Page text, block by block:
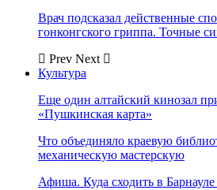
Врач подсказал действенные
гонконгского гриппа. Точные
Prev Next
Культура
Еще один алтайский кинозал
«Пушкинская карта»
Что объединяло краевую
механическую мастерскую
Афиша. Куда сходить в